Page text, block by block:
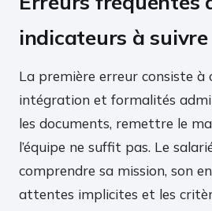
indicateurs à suivre
La première erreur consiste à
intégration et formalités
les documents, remettre le
l’équipe ne suffit pas. Le
comprendre sa mission, son
attentes implicites et les